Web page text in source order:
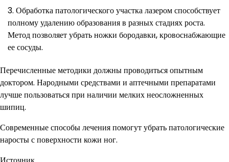
Обработка патологического участка лазером способствует
полному удалению образования в разных стадиях роста.
Метод позволяет убрать ножки бородавки, кровоснабжающие
ее сосуды.
Перечисленные методики должны проводиться опытным
доктором. Народными средствами и аптечными препаратами
лучше пользоваться при наличии мелких неосложненных
шипиц.
Современные способы лечения помогут убрать патологические
наросты с поверхности кожи ног.